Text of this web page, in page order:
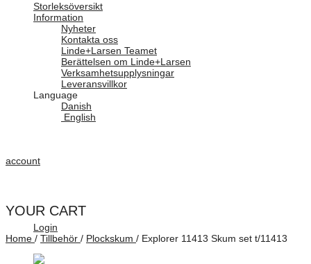
Storleksöversikt
Information
Nyheter
Kontakta oss
Linde+Larsen Teamet
Berättelsen om Linde+Larsen
Verksamhetsupplysningar
Leveransvillkor
Language
Danish
English
account
Login
YOUR CART
Home / Tillbehör / Plockskum / Explorer 11413 Skum set t/11413